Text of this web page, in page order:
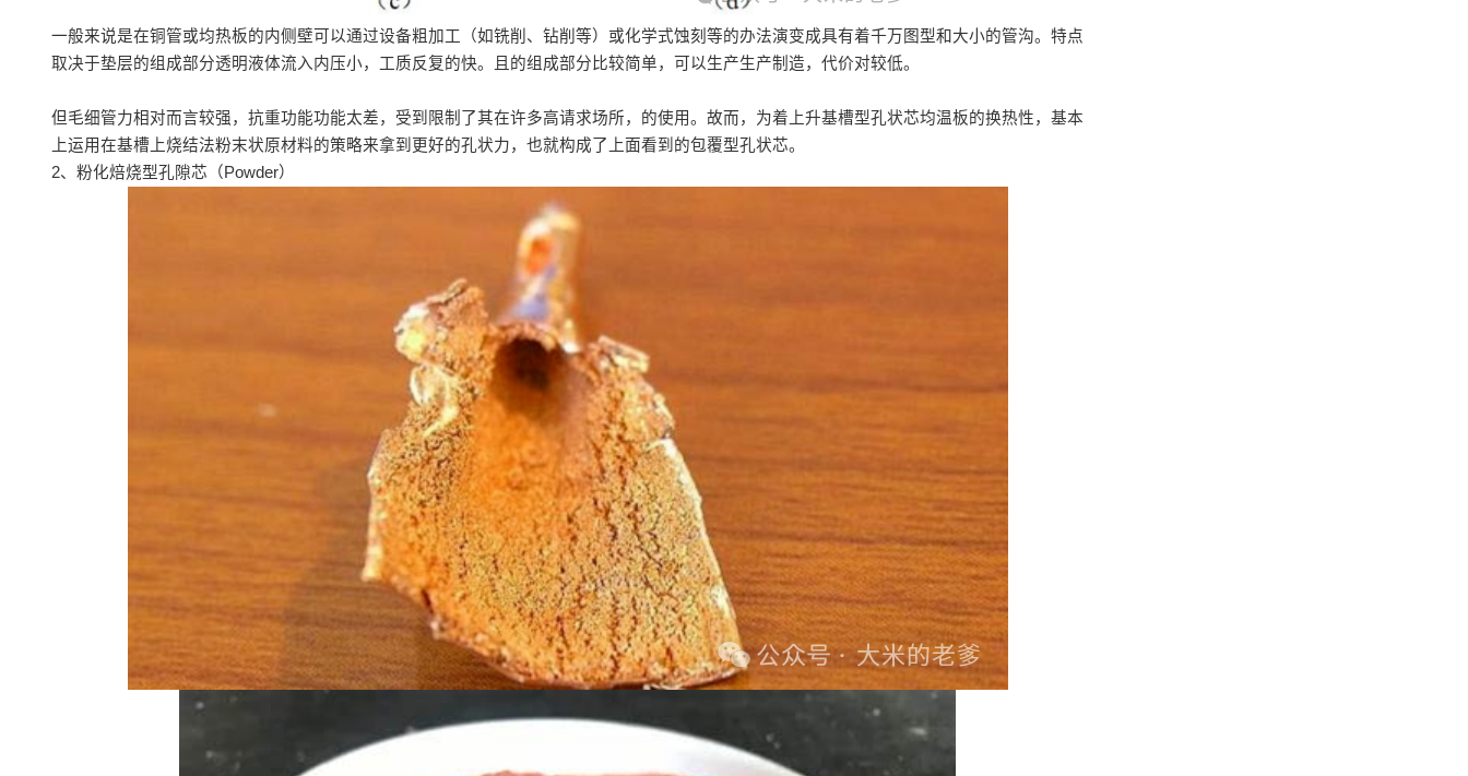
一般来说是在铜管或均热板的内侧壁可以通过设备粗加工（如铣削、钻削等）或化学式蚀刻等的办法演变成具有着千万图型和大小的管沟。特点
取决于垫层的组成部分透明液体流入内压小，工质反复的快。且的组成部分比较简单，可以生产生产制造，代价对较低。
但毛细管力相对而言较强，抗重功能功能太差，受到限制了其在许多高请求场所，的使用。故而，为着上升基槽型孔状芯均温板的换热性，基本
上运用在基槽上烧结法粉末状原材料的策略来拿到更好的孔状力，也就构成了上面看到的包覆型孔状芯。
2、粉化焙烧型孔隙芯（Powder）